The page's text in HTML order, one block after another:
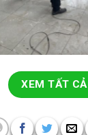
XEM TẤT CẢ